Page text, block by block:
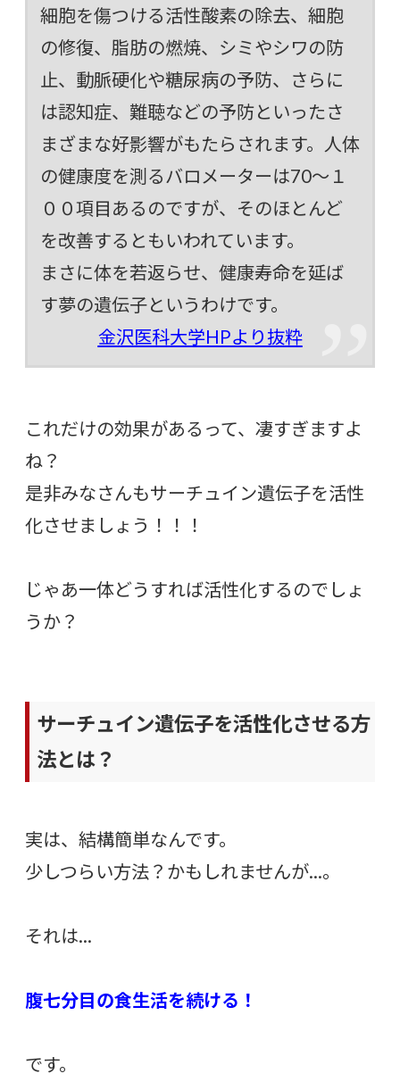
細胞を傷つける活性酸素の除去、細胞
の修復、脂肪の燃焼、シミやシワの防
止、動脈硬化や糖尿病の予防、さらに
は認知症、難聴などの予防といったさ
まざまな好影響がもたらされます。人体
の健康度を測るバロメーターは70～１
００項目あるのですが、そのほとんど
を改善するともいわれています。
まさに体を若返らせ、健康寿命を延ば
す夢の遺伝子というわけです。
金沢医科大学HPより抜粋
これだけの効果があるって、凄すぎますよ
ね？
是非みなさんもサーチュイン遺伝子を活性
化させましょう！！！
じゃあ一体どうすれば活性化するのでしょ
うか？
サーチュイン遺伝子を活性化させる方
法とは？
実は、結構簡単なんです。
少しつらい方法？かもしれませんが…。
それは…
腹七分目の食生活を続ける！
です。